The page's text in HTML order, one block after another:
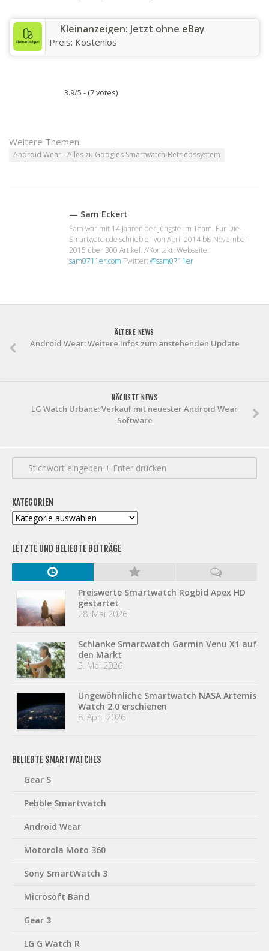
Kleinanzeigen: Jetzt ohne eBay
Preis: Kostenlos
3.9/5 - (7 votes)
Weitere Themen:
Android Wear - Alles zu Googles Smartwatch-Betriebssystem
— Sam Eckert
Sam war mit 14 Jahren der Jüngste im Team. Für Die-
Smartwatch.de schrieb er von April 2014 bis November
2015 über 300 Artikel. //Kontakt: Webseite:
sam0711er.com Twitter: @sam0711er
ÄLTERE NEWS
Android Wear: Weitere Infos zum anstehenden Update
NÄCHSTE NEWS
LG Watch Urbane: Verkauf mit neuester Android Wear
Software
KATEGORIEN
Kategorien
LETZTE UND BELIEBTE BEITRÄGE
Preiswerte Smartwatch Rogbid Apex HD
gestartet
28. Mai 2026
Schlanke Smartwatch Garmin Venu X1 auf
den Markt
5. Mai 2026
Ungewöhnliche Smartwatch NASA Artemis
Watch 2.0 erschienen
8. April 2026
BELIEBTE SMARTWATCHES
Gear S
Pebble Smartwatch
Android Wear
Motorola Moto 360
Sony SmartWatch 3
Microsoft Band
Gear 3
LG G Watch R